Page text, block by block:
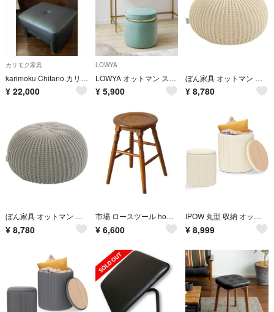
カリモク家具
karimoku Chitano カリモク ダンテ オットマン スツール
¥ 22,000
LOWYA
LOWYA オットマン スツール 収納ボックス ロウヤ ホテルライク
¥ 5,900
ぼん家具 オットマン プーフ スツール 丸 プフ クッション ニットスツール 大 アイボリー
¥ 8,780
ぼん家具 オットマン プーフ スツール 丸 プフ クッション ニットスツール大 グレー
¥ 8,780
市場 ロースツール hommage 幅32x奥行32x高さ45cm ブラウン 天然木使用 HMS-2666BR
¥ 6,600
IPOW 丸型 収納 オットマン 2個セット ベルベット 収納スツール メイクアップスツール 耐荷重150KG
¥ 8,999